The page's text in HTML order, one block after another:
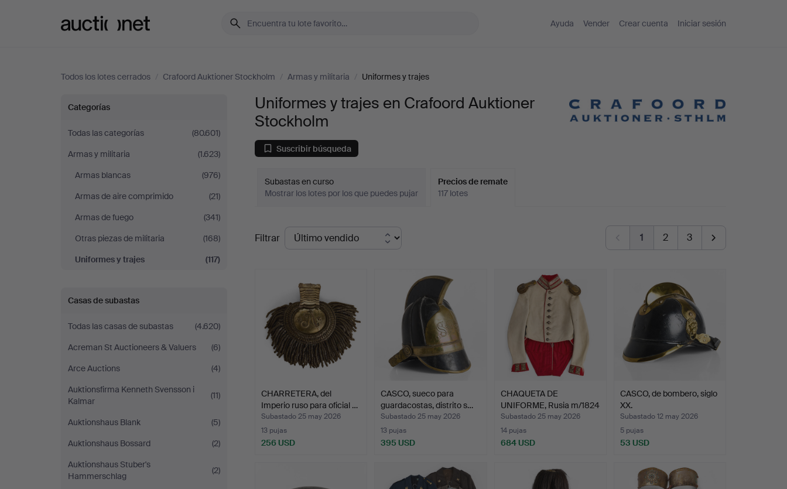
Ayuda Vender Crear cuenta Iniciar sesión
Todos los lotes cerrados / Crafoord Auktioner Stockholm / Armas y militaria / Uniformes y trajes
Uniformes
y
trajes
en
Crafoord
Auktioner
Categorías
Todas las categorías
(80.601)
Armas y militaria
(1.623)
Armas blancas
(976)
Armas de aire comprimido
(21)
Armas de fuego
(341)
Otras piezas de militaria
(168)
Uniformes y trajes
(117)
Casas de subastas
Todas las casas de subastas
(4.620)
Acreman St Auctioneers & Valuers
(6)
Arce Auctions
(4)
Auktionsfirma Kenneth Svensson i
Kalmar
(11)
Auktionshaus Blank
(5)
Auktionshaus Bossard
(2)
Auktionshaus Stuber's
Hammerschlag
(2)
Uniformes y trajes en Crafoord Auktioner
Stockholm
Suscribir búsqueda
Subastas en curso
Mostrar los lotes por los que puedes pujar
Precios de remate
117 lotes
Precios
de
Filtrar 1 2 3
CHARRETERA, del
Imperio ruso para oficial …
Subastado 25 may 2026
13 pujas
256 USD
CASCO, sueco para
guardacostas, distrito s…
Subastado 25 may 2026
13 pujas
395 USD
CHAQUETA DE
UNIFORME, Rusia m/1824
para of…
Subastado 25 may 2026
14 pujas
684 USD
CASCO, de bombero, siglo
XX.
Subastado 12 may 2026
5 pujas
53 USD